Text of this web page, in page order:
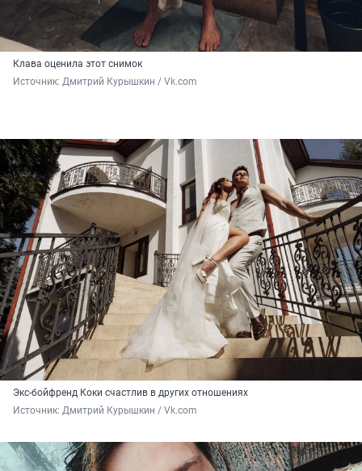
Клава оценила этот снимок
Источник: Дмитрий Курышкин / Vk.com
Экс-бойфренд Коки счастлив в других отношениях
Источник: Дмитрий Курышкин / Vk.com